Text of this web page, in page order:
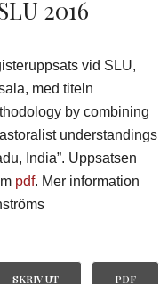
2016
vid SLU,
med titeln
by combining
understandings
India”. Uppsatsen
pdf. Mer information
SKRIV UT PDF